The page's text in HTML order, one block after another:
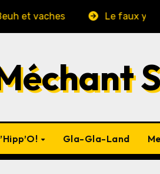
Le faux yaourt
Gla-Gla-Land